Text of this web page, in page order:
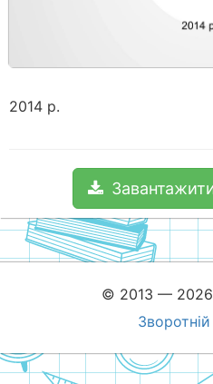
2014 р.
© 2013 — 2026
Зворотній